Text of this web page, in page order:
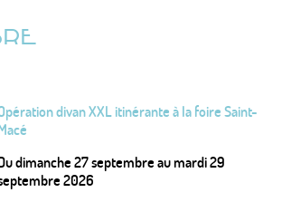
divan XXL itinérante à la foire Saint-
dimanche 27 septembre au mardi 29
2026